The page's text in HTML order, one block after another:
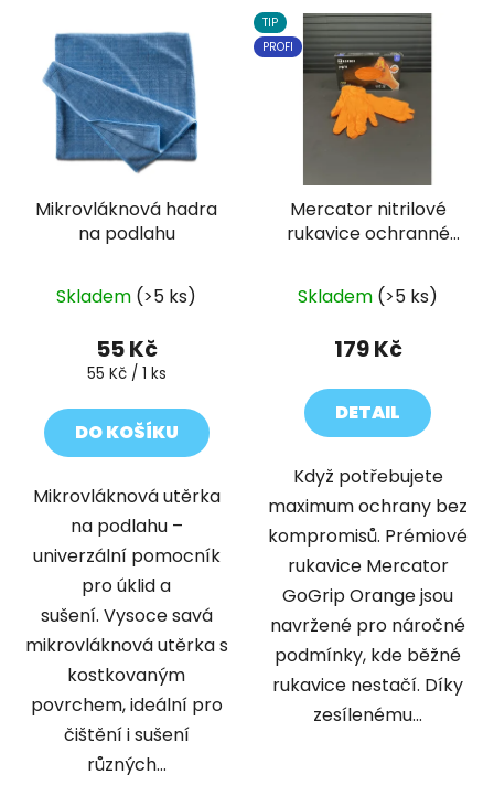
Mikrovláknová hadra
na podlahu
Skladem (>5 ks)
55 Kč
Měrná
55 Kč / 1 ks
DO KOŠÍKU
Mikrovláknová utěrka
na podlahu –
univerzální pomocník
pro úklid a
sušení. Vysoce savá
mikrovláknová utěrka s
kostkovaným
povrchem, ideální pro
čištění i sušení
různých...
TIP
PROFI
Mercator nitrilové
rukavice ochranné
50ks
Skladem (>5 ks)
179 Kč
DETAIL
Když potřebujete
maximum ochrany bez
kompromisů. Prémiové
rukavice Mercator
GoGrip Orange jsou
navržené pro náročné
podmínky, kde běžné
rukavice nestačí. Díky
zesílenému...